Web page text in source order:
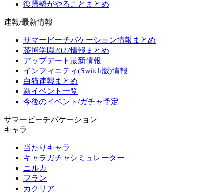
復帰勢がやることまとめ
速報/最新情報
サマービーチバケーション情報まとめ
茶熊学園2027情報まとめ
アップデート最新情報
インフィニティ(Switch版)情報
白猫速報まとめ
新イベント一覧
今後のイベント/ガチャ予定
サマービーチバケーション
キャラ
当たりキャラ
キャラガチャシミュレーター
ニルカ
フラン
カクリア